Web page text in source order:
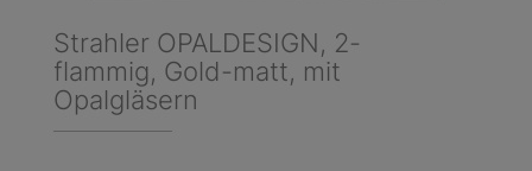
Strahler OPALDESIGN, 2-
flammig, Gold-matt, mit
Opalgläsern